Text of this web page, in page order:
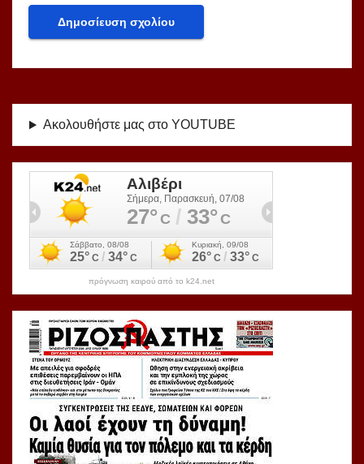
Ακολουθήστε μας στο YOUTUBE
πρόγνωση καιρού από το k24.net